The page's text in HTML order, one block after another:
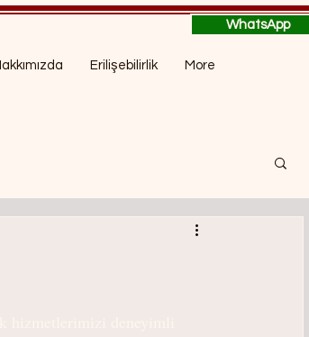
WhatsApp
Erilişebilirlik More